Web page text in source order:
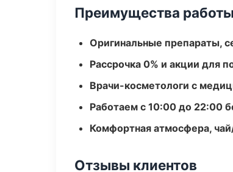
Преимущества
Оригинальные препараты,
Рассрочка 0% и акции для
Врачи-косметологи с
Работаем с 10:00 до 22:00
Комфортная атмосфера,
Отзывы клиентов